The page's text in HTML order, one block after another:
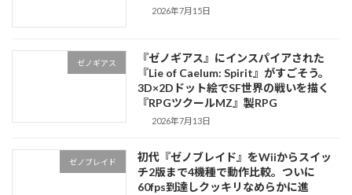
2026年7月15日
ゼノギアス
『ゼノギアス』にインスパイアされた
『Lie of Caelum: Spirit』がすごそう。
3D×2Dドット絵でSF世界の戦いを描く
『RPGツクールMZ』製RPG
2026年7月13日
ゼノブレイド
初代『ゼノブレイド』をWiiからスイッ
チ2版まで4機種で動作比較。ついに
60fps到達しクッキリなめらかに進